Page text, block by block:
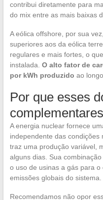
contribui diretamente para
do mix entre as mais baixas
A eólica offshore, por sua
superiores aos da eólica
regulares e mais fortes, o
instalada. O alto fator de
por kWh produzido ao
Por que esses
complementares
A energia nuclear fornece
independente das condições
traz uma produção variável,
alguns dias. Sua
o uso de usinas a gás para
emissões globais do sistema.
Recomendamos não opor